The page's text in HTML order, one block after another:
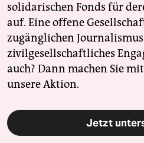
solidarischen Fonds für
auf. Eine offene
zugänglichen
zivilgesellschaftliches
auch? Dann machen Sie
unsere Aktion.
Jetzt